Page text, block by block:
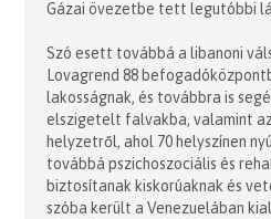
Gázai övezetbe tett legutóbbi
Szó esett továbbá a libanoni
Lovagrend 88
lakosságnak, és továbbra is
elszigetelt falvakba, valamint
helyzetről, ahol 70 helyszínen
továbbá pszichoszociális és
biztosítanak kiskorúaknak és
szóba került a Venezuelában